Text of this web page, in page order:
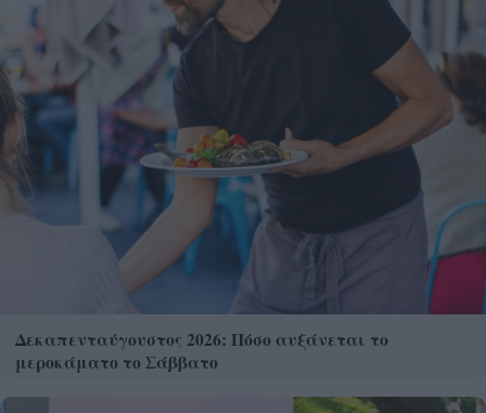
Δεκαπενταύγουστος 2026: Πόσο αυξάνεται το
μεροκάματο το Σάββατο